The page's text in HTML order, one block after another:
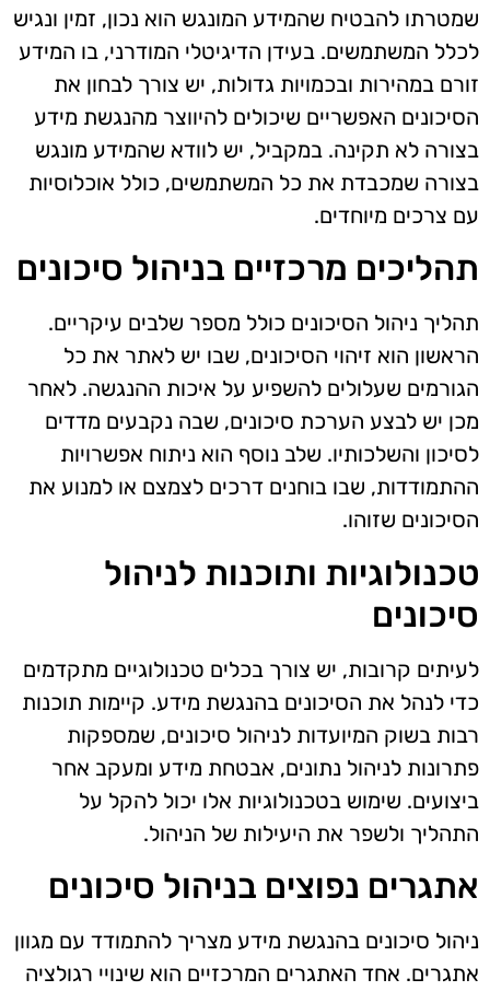
שמטרתו להבטיח שהמידע המונגש הוא נכון, זמין ונגיש
לכלל המשתמשים. בעידן הדיגיטלי המודרני, בו המידע
זורם במהירות ובכמויות גדולות, יש צורך לבחון את
הסיכונים האפשריים שיכולים להיווצר מהנגשת מידע
בצורה לא תקינה. במקביל, יש לוודא שהמידע מונגש
בצורה שמכבדת את כל המשתמשים, כולל אוכלוסיות
עם צרכים מיוחדים.
תהליכים מרכזיים בניהול סיכונים
תהליך ניהול הסיכונים כולל מספר שלבים עיקריים.
הראשון הוא זיהוי הסיכונים, שבו יש לאתר את כל
הגורמים שעלולים להשפיע על איכות ההנגשה. לאחר
מכן יש לבצע הערכת סיכונים, שבה נקבעים מדדים
לסיכון והשלכותיו. שלב נוסף הוא ניתוח אפשרויות
ההתמודדות, שבו בוחנים דרכים לצמצם או למנוע את
הסיכונים שזוהו.
טכנולוגיות ותוכנות לניהול
סיכונים
לעיתים קרובות, יש צורך בכלים טכנולוגיים מתקדמים
כדי לנהל את הסיכונים בהנגשת מידע. קיימות תוכנות
רבות בשוק המיועדות לניהול סיכונים, שמספקות
פתרונות לניהול נתונים, אבטחת מידע ומעקב אחר
ביצועים. שימוש בטכנולוגיות אלו יכול להקל על
התהליך ולשפר את היעילות של הניהול.
אתגרים נפוצים בניהול סיכונים
ניהול סיכונים בהנגשת מידע מצריך להתמודד עם מגוון
אתגרים. אחד האתגרים המרכזיים הוא שינויי רגולציה